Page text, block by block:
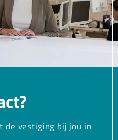
de vestiging bij jou in